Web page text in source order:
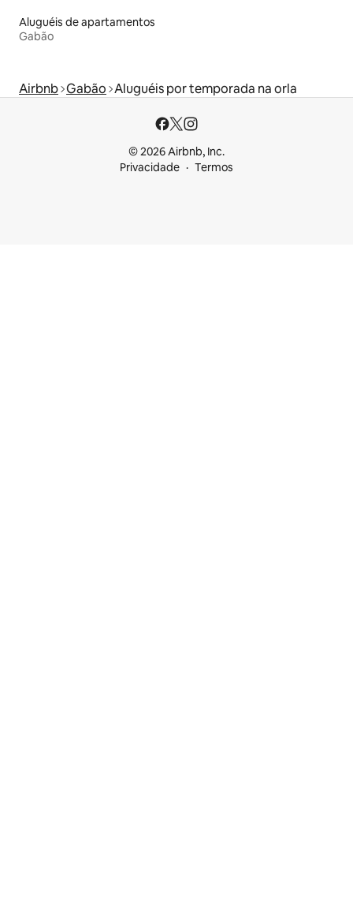
Aluguéis de apartamentos
Gabão
Airbnb Gabão Aluguéis por temporada na orla
© 2026 Airbnb, Inc.
Privacidade
Termos